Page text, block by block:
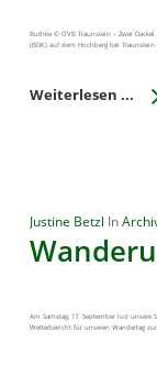
Buthke © OVB Traunstein – Zwei
(BDK) auf dem Hochberg bei
Weiterlesen ...
Justine Betzl In
Am Samstag, 17. September lud
Wetterbericht für unseren Wandertag